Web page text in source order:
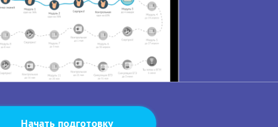
Начать подготовку